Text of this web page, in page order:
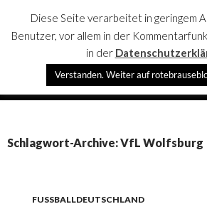
rotebrauseblogger
SPRINGE
Schlagwort-Archive: VfL Wolfsburg
FUSSBALLDEUTSCHLAND
Diese Seite verarbeitet in geringem
Benutzer, vor allem in der
in der
Verstanden. Weiter auf